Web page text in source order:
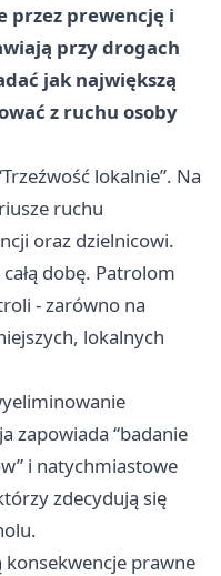
przez prewencję i
przy drogach
jak największą
z ruchu osoby
lokalnie”. Na
ruchu
oraz dzielnicowi.
dobę. Patrolom
- zarówno na
lokalnych
zapowiada “badanie
i natychmiastowe
zdecydują się
prawne